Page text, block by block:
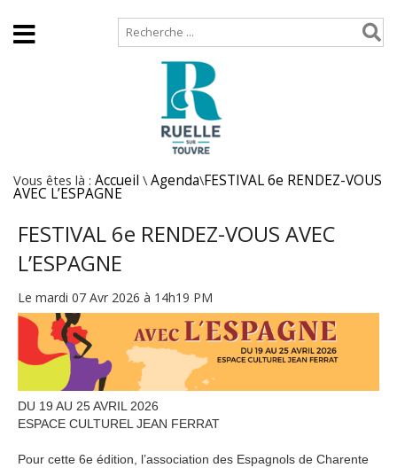
Vous êtes là : Accueil \ Agenda\FESTIVAL 6e RENDEZ-VOUS
AVEC L’ESPAGNE
FESTIVAL 6e RENDEZ-VOUS AVEC
L’ESPAGNE
Le mardi 07 Avr 2026 à 14h19 PM
DU 19 AU 25 AVRIL 2026
ESPACE CULTUREL JEAN FERRAT
Pour cette 6e édition, l’association des Espagnols de Charente